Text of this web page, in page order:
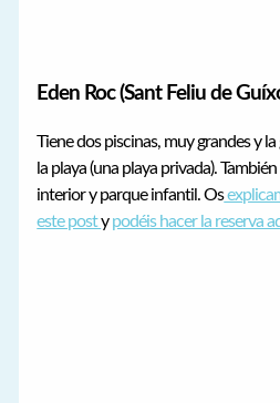
Eden Roc (Sant Feliu de
Tiene dos piscinas, muy grandes y
la playa (una playa privada).
interior y parque infantil. Os
este postypodéis hacer la reserva